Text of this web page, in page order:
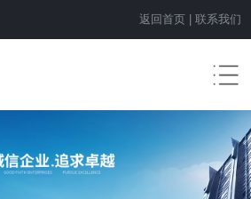
返回首页| 联系我们